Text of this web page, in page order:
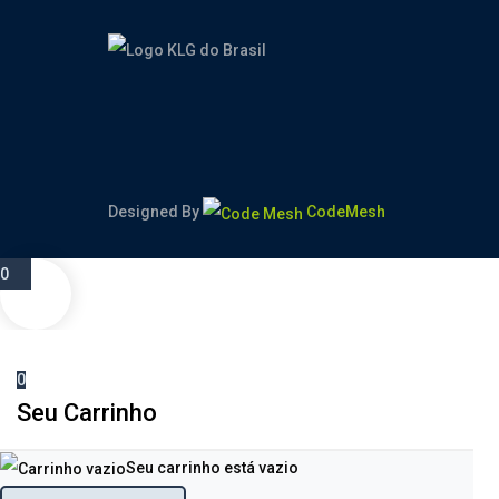
Designed By CodeMesh
0
0
Seu Carrinho
Seu carrinho está vazio